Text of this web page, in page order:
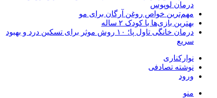
درمان لوپوس
مهم‌ترین خواص روغن آرگان برای مو
بهترین بازی‌ها با کودک ۲ ساله
درمان خانگی تاول پا؛ ۱۰ روش موثر برای تسکین درد و بهبود
سریع
نوارکناری
نوشته تصادفی
ورود
منو